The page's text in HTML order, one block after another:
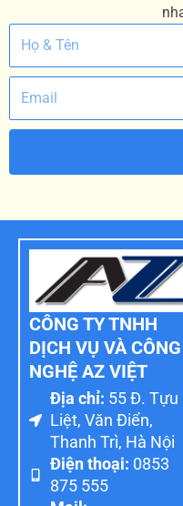
CÔNG TY TNHH
DỊCH VỤ VÀ CÔNG
NGHỆ AZ VIỆT
Địa chỉ: 55 Đ. Tựu
Liệt, Văn Điển,
Thanh Trì, Hà Nội
Điện thoại: 0853
875 555